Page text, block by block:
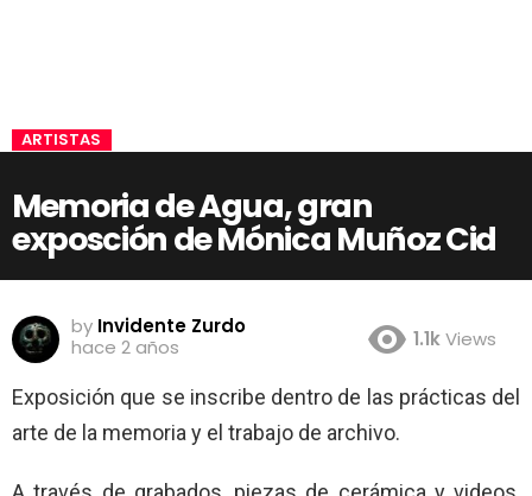
ARTISTAS
Memoria de Agua, gran
exposción de Mónica Muñoz Cid
by Invidente Zurdo
hace 2 años
1.1kViews
Exposición que se inscribe dentro de las prácticas del
arte de la memoria y el trabajo de archivo.